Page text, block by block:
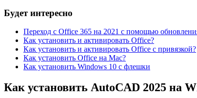
Будет интересно
Переход с Office 365 на 2021 с помощью
Как установить и активировать Office?
Как установить и активировать Office c привязкой?
Как установить Office на Mac?
Как установить Windows 10 с флешки
Как установить AutoCAD 2025 на